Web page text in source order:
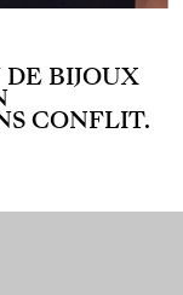
BIJOUX
CONFLIT.